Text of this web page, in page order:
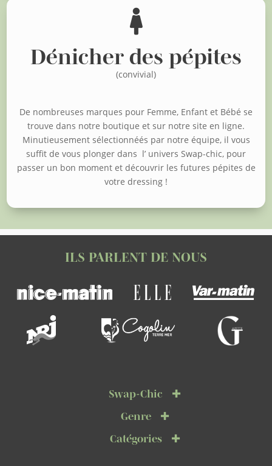

Dénicher des pépites
(convivial)
De nombreuses marques pour Femme, Enfant et Bébé se
trouve dans notre boutique et sur notre site en ligne.
Minutieusement sélectionnéés par notre équipe, il vous
suffit de vous plonger dans l’ univers Swap-chic, pour
passer un bon moment et découvrir les futures pépites de
votre dressing !
ILS PARLENT DE NOUS
Swap-Chic
Genre
Catégories